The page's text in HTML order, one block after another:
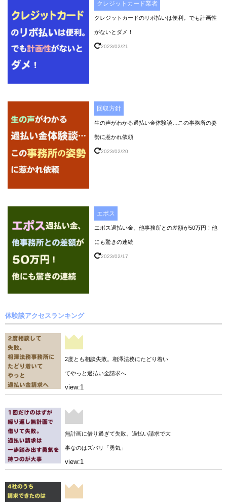
クレジットカード業者
クレジットカードのリボ払いは便利。でも計画性
がないとダメ！
2023/02/21
回収方針
生の声がわかる過払い金体験談…この事務所の姿
勢に惹かれ依頼
2023/02/20
エポス
エポス過払い金、他事務所との差額が50万円！他
にも驚きの連続
2023/02/17
体験談アクセスランキング
2度とも相談失敗。相澤法務にたどり着い
てやっと過払い金請求へ
view:1
無計画に借り過ぎて失敗。過払い請求で大
事なのはズバリ「勇気」
view:1